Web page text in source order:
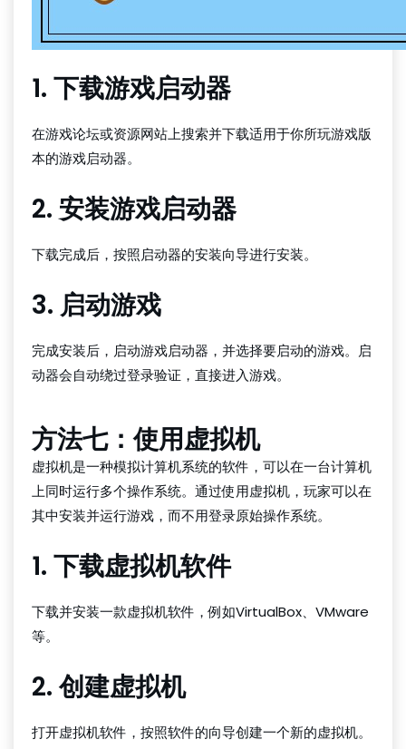
1. 下载游戏启动器
在游戏论坛或资源网站上搜索并下载适用于你所玩游戏版
本的游戏启动器。
2. 安装游戏启动器
下载完成后，按照启动器的安装向导进行安装。
3. 启动游戏
完成安装后，启动游戏启动器，并选择要启动的游戏。启
动器会自动绕过登录验证，直接进入游戏。
方法七：使用虚拟机
虚拟机是一种模拟计算机系统的软件，可以在一台计算机
上同时运行多个操作系统。通过使用虚拟机，玩家可以在
其中安装并运行游戏，而不用登录原始操作系统。
1. 下载虚拟机软件
下载并安装一款虚拟机软件，例如VirtualBox、VMware
等。
2. 创建虚拟机
打开虚拟机软件，按照软件的向导创建一个新的虚拟机。